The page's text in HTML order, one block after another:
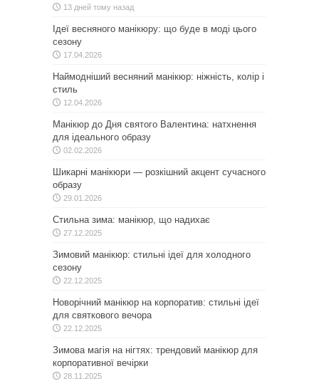
13 дней тому назад
Ідеї весняного манікюру: що буде в моді цього
сезону
17.04.2026
Наймодніший весняний манікюр: ніжність, колір і
стиль
12.04.2026
Манікюр до Дня святого Валентина: натхнення
для ідеального образу
02.02.2026
Шикарні манікюри — розкішний акцент сучасного
образу
29.01.2026
Стильна зима: манікюр, що надихає
27.12.2025
Зимовий манікюр: стильні ідеї для холодного
сезону
22.12.2025
Новорічний манікюр на корпоратив: стильні ідеї
для святкового вечора
22.12.2025
Зимова магія на нігтях: трендовий манікюр для
корпоративної вечірки
28.11.2025